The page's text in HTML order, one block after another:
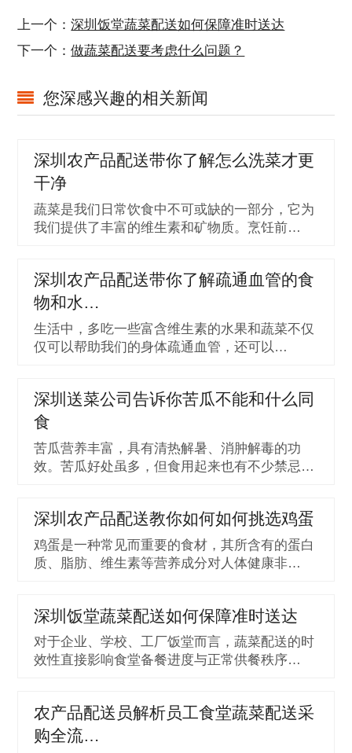
上一个：深圳饭堂蔬菜配送如何保障准时送达
下一个：做蔬菜配送要考虑什么问题？
您深感兴趣的相关新闻
深圳农产品配送带你了解怎么洗菜才更
干净
蔬菜是我们日常饮食中不可或缺的一部分，它为
我们提供了丰富的维生素和矿物质。烹饪前…
深圳农产品配送带你了解疏通血管的食
物和水…
生活中，多吃一些富含维生素的水果和蔬菜不仅
仅可以帮助我们的身体疏通血管，还可以…
深圳送菜公司告诉你苦瓜不能和什么同
食
苦瓜营养丰富，具有清热解暑、消肿解毒的功
效。苦瓜好处虽多，但食用起来也有不少禁忌…
深圳农产品配送教你如何如何挑选鸡蛋
鸡蛋是一种常见而重要的食材，其所含有的蛋白
质、脂肪、维生素等营养成分对人体健康非…
深圳饭堂蔬菜配送如何保障准时送达
对于企业、学校、工厂饭堂而言，蔬菜配送的时
效性直接影响食堂备餐进度与正常供餐秩序…
农产品配送员解析员工食堂蔬菜配送采
购全流…